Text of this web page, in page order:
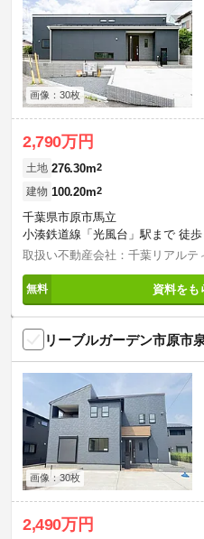
画像：30枚
2,790万円
土地 276.30m2
建物 100.20m2
千葉県市原市馬立
小湊鉄道線「光風台」駅まで 徒
取扱い不動産会社：千葉リアルテ
資料をも
リーブルガーデン市原
画像：30枚
2,490万円